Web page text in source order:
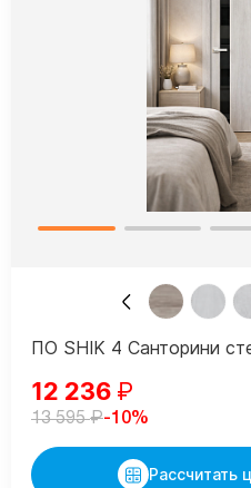
ПО SHIK 4 Санторини
12 236 ₽
13 595₽-10%
Рассчитать